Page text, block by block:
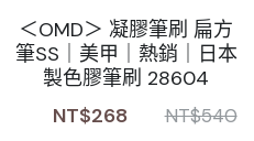
＜OMD＞ 凝膠筆刷 扁方
筆SS｜美甲｜熱銷｜日本
製色膠筆刷 28604
NT$268
NT$540